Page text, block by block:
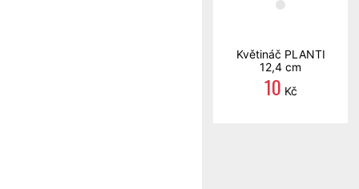
Květináč PLANTI
12,4 cm
10 Kč